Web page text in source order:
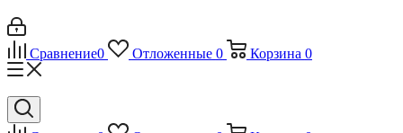
Сравнение0 Отложенные 0 Корзина 0